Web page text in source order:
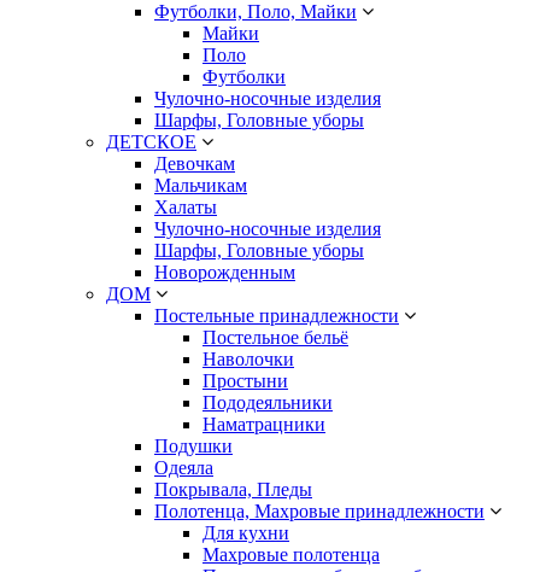
Футболки, Поло, Майки
Майки
Поло
Футболки
Чулочно-носочные изделия
Шарфы, Головные уборы
ДЕТСКОЕ
Девочкам
Мальчикам
Халаты
Чулочно-носочные изделия
Шарфы, Головные уборы
Новорожденным
ДОМ
Постельные принадлежности
Постельное бельё
Наволочки
Простыни
Пододеяльники
Наматрацники
Подушки
Одеяла
Покрывала, Пледы
Полотенца, Махровые принадлежности
Для кухни
Махровые полотенца